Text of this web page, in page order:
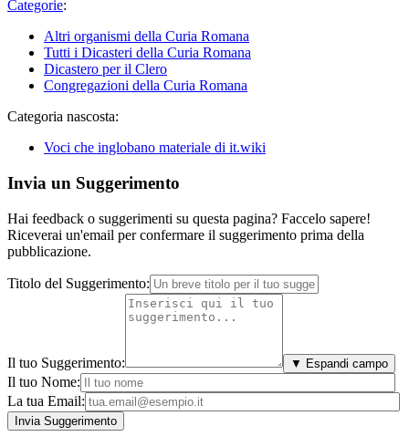
Categorie:
Altri organismi della Curia Romana
Tutti i Dicasteri della Curia Romana
Dicastero per il Clero
Congregazioni della Curia Romana
Categoria nascosta:
Voci che inglobano materiale di it.wiki
Invia un Suggerimento
Hai feedback o suggerimenti su questa pagina? Faccelo sapere!
Riceverai un'email per confermare il suggerimento prima della
pubblicazione.
Titolo del Suggerimento:
Il tuo Suggerimento: ▼ Espandi campo
Il tuo Nome:
La tua Email: